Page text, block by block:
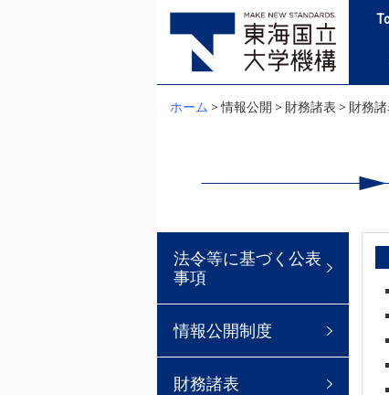
ホーム > 情報公開 > 財務諸表 > 財務
法令等に基づく公表
事項
情報公開制度
財務諸表